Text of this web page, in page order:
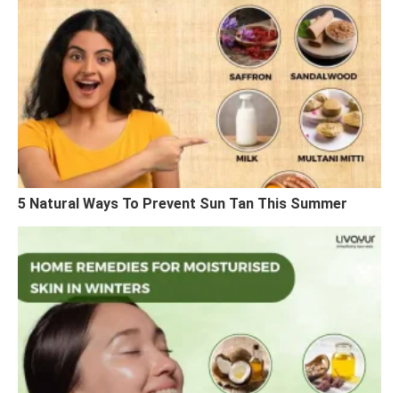
5 Natural Ways To Prevent Sun Tan This Summer